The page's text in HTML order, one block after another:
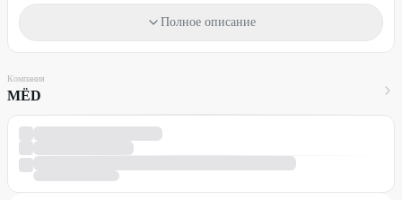
бронирование по телефону:
Скидка не суммируется с другими действующими
предложениями бани.
При аренде дома скидка 20% на любую баню банного клуба.
подарок.
Полное описание
Компания
МЁD